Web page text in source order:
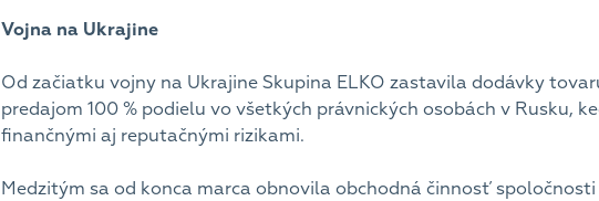
Vojna na Ukrajine
Od začiatku vojny na Ukrajine Skupina ELKO zastavila dodávky
predajom 100 % podielu vo všetkých právnických osobách v Rusku,
finančnými aj reputačnými rizikami.
Medzitým sa od konca marca obnovila obchodná činnosť